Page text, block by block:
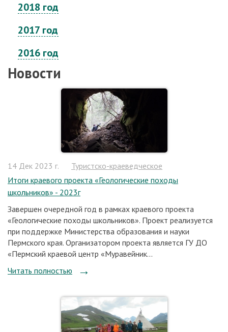
2018 год
2017 год
2016 год
Новости
14 Дек 2023 г.
Туристско-краеведческое
Итоги краевого проекта «Геологические походы
школьников» - 2023г
Завершен очередной год в рамках краевого проекта
«Геологические походы школьников». Проект реализуется
при поддержке Министерства образования и науки
Пермского края. Организатором проекта является ГУ ДО
«Пермский краевой центр «Муравейник...
Читать полностью